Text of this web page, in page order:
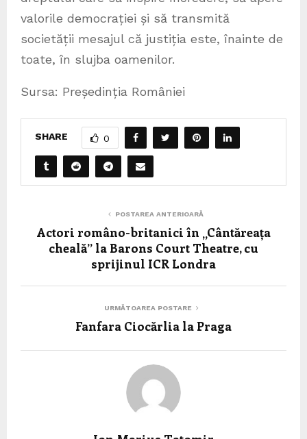
valorile democrației și să transmită
societății mesajul că justiția este, înainte de
toate, în slujba oamenilor.
Sursa: Președinția României
SHARE 0
POSTAREA ANTERIOARĂ
Actori româno-britanici în „Cântăreața
cheală” la Barons Court Theatre, cu
sprijinul ICR Londra
URMĂTOAREA POSTARE
Fanfara Ciocărlia la Praga